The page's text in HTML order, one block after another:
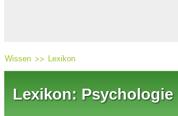
Wissen Lexikon
Lexikon: Psychologie